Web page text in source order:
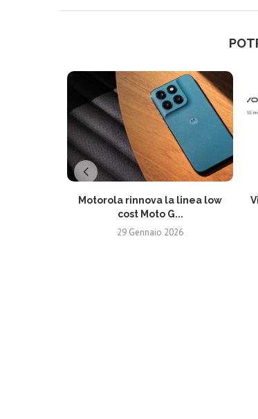
Motorola rinnova la linea low
cost Moto G...
29 Gennaio 2026